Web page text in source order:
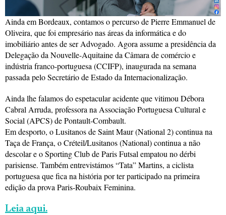
Ainda em Bordeaux, contamos o percurso de Pierre Emmanuel de
Oliveira, que foi empresário nas áreas da informática e do
imobiliário antes de ser Advogado. Agora assume a presidência da
Delegação da Nouvelle-Aquitaine da Câmara de comércio e
indústria franco-portuguesa (CCIFP), inaugurada na semana
passada pelo Secretário de Estado da Internacionalização.
Ainda lhe falamos do espetacular acidente que vitimou Débora
Cabral Arruda, professora na Associação Portuguesa Cultural e
Social (APCS) de Pontault-Combault.
Em desporto, o Lusitanos de Saint Maur (National 2) continua na
Taça de França, o Créteil/Lusitanos (National) continua a não
descolar e o Sporting Club de Paris Futsal empatou no dérbi
parisiense. Também entrevistámos “Tata” Martins, a ciclista
portuguesa que fica na história por ter participado na primeira
edição da prova Paris-Roubaix Feminina.
Leia aqui.